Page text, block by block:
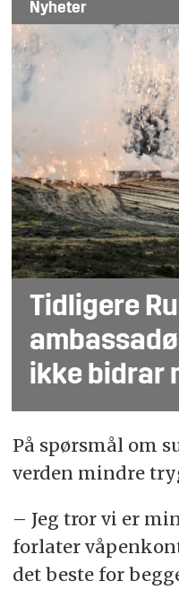
Nyheter
Tidligere
ikke bidrar
På spørsmål om
verden mindre
– Jeg tror vi er
forlater
det beste for